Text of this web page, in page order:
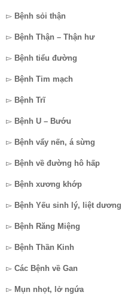
▻ Bệnh sỏi thận
▻ Bệnh Thận – Thận hư
▻ Bệnh tiểu đường
▻ Bệnh Tim mạch
▻ Bệnh Trĩ
▻ Bệnh U – Bướu
▻ Bệnh vẩy nến, á sừng
▻ Bệnh về đường hô hấp
▻ Bệnh xương khớp
▻ Bệnh Yếu sinh lý, liệt dương
▻ Bệnh Răng Miệng
▻ Bệnh Thần Kinh
▻ Các Bệnh về Gan
▻ Mụn nhọt, lở ngứa